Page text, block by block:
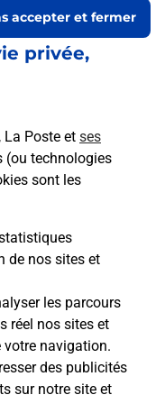
privée,
La Poste et ses
(ou technologies
sont les
de nos sites et
les parcours
réel nos sites et
navigation.
des publicités
sur notre site et
accepter et fermer
à 09h00